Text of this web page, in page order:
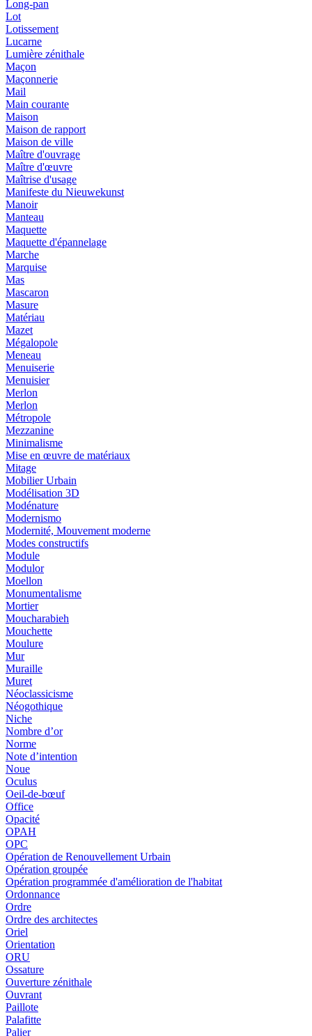
Long-pan
Lot
Lotissement
Lucarne
Lumière zénithale
Maçon
Maçonnerie
Mail
Main courante
Maison
Maison de rapport
Maison de ville
Maître d'ouvrage
Maître d'œuvre
Maîtrise d'usage
Manifeste du Nieuwekunst
Manoir
Manteau
Maquette
Maquette d'épannelage
Marche
Marquise
Mas
Mascaron
Masure
Matériau
Mazet
Mégalopole
Meneau
Menuiserie
Menuisier
Merlon
Merlon
Métropole
Mezzanine
Minimalisme
Mise en œuvre de matériaux
Mitage
Mobilier Urbain
Modélisation 3D
Modénature
Modernismo
Modernité, Mouvement moderne
Modes constructifs
Module
Modulor
Moellon
Monumentalisme
Mortier
Moucharabieh
Mouchette
Moulure
Mur
Muraille
Muret
Néoclassicisme
Néogothique
Niche
Nombre d’or
Norme
Note d’intention
Noue
Oculus
Oeil-de-bœuf
Office
Opacité
OPAH
OPC
Opération de Renouvellement Urbain
Opération groupée
Opération programmée d'amélioration de l'habitat
Ordonnance
Ordre
Ordre des architectes
Oriel
Orientation
ORU
Ossature
Ouverture zénithale
Ouvrant
Paillote
Palafitte
Palier